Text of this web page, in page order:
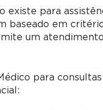
para
baseado em
um
para